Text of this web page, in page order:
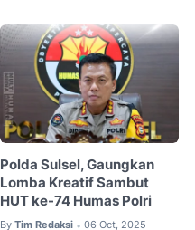
Polda Sulsel, Gaungkan
Lomba Kreatif Sambut
HUT ke-74 Humas Polri
By Tim Redaksi • 06 Oct, 2025